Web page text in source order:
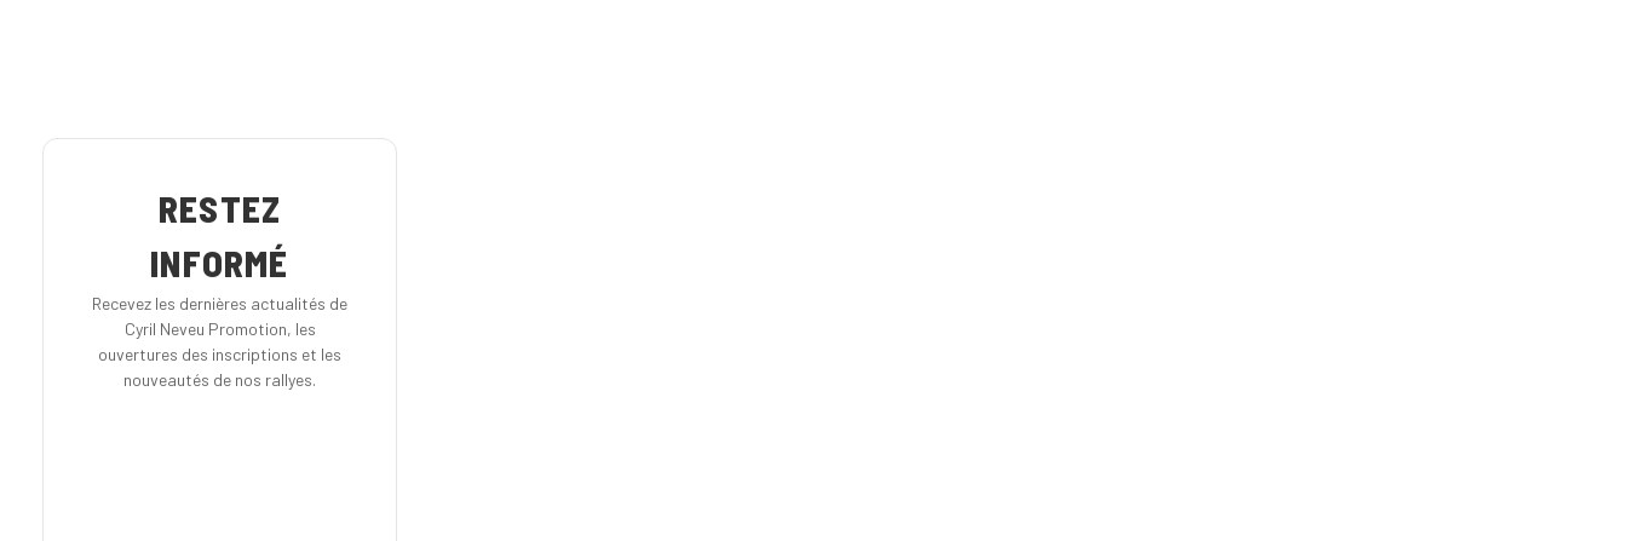
RESTEZ
INFORMÉ
Recevez les dernières actualités de
Cyril Neveu Promotion, les
ouvertures des inscriptions et les
nouveautés de nos rallyes.